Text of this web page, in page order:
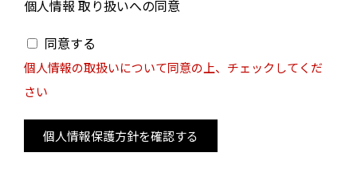
個人情報 取り扱いへの同意
同意する
個人情報の取扱いについて同意の上、チェックしてくだ
さい
個人情報保護方針を確認する